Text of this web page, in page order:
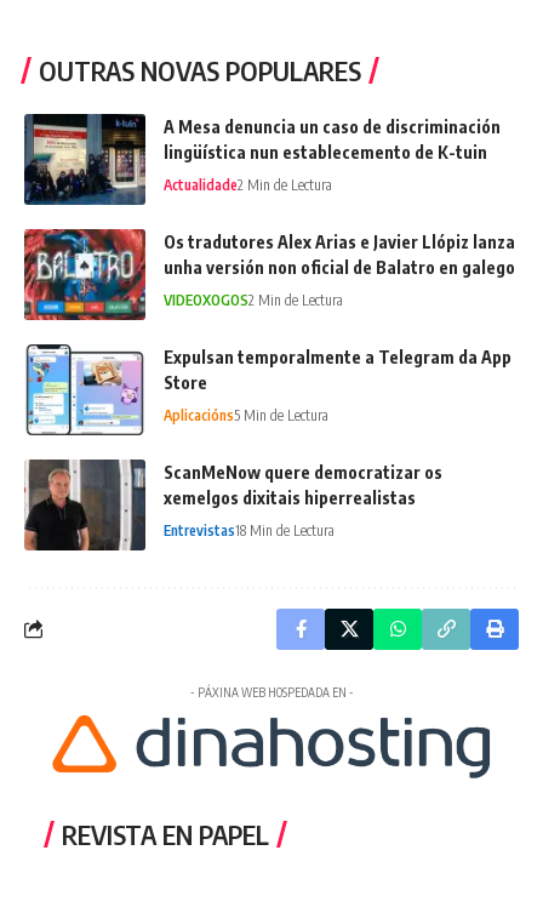
OUTRAS NOVAS POPULARES
A Mesa denuncia un caso de discriminación
lingüística nun establecemento de K-tuin
Actualidade2 Min de Lectura
Os tradutores Alex Arias e Javier Llópiz lanza
unha versión non oficial de Balatro en galego
VIDEOXOGOS2 Min de Lectura
Expulsan temporalmente a Telegram da App
Store
Aplicacións5 Min de Lectura
ScanMeNow quere democratizar os
xemelgos dixitais hiperrealistas
Entrevistas18 Min de Lectura
- PÁXINA WEB HOSPEDADA EN -
REVISTA EN PAPEL